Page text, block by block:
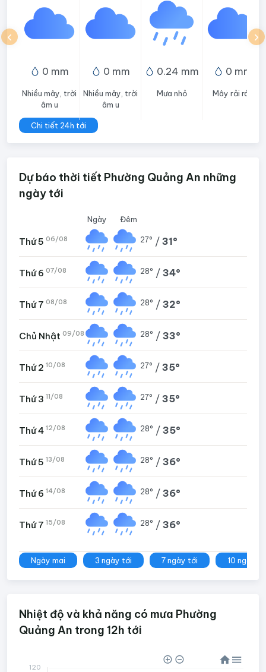
0 mm
Nhiều mây, trời
âm u
0 mm
Nhiều mây, trời
âm u
0.24 mm
Mưa nhỏ
0 mm
Mây rải rác
Chi tiết 24h tới
Dự báo thời tiết Phường Quảng An những
ngày tới
Ngày Đêm
Thứ 5 06/08 27° / 31°
Thứ 6 07/08 28° / 34°
Thứ 7 08/08 28° / 32°
Chủ Nhật 09/08 28° / 33°
Thứ 2 10/08 27° / 35°
Thứ 3 11/08 27° / 35°
Thứ 4 12/08 28° / 35°
Thứ 5 13/08 28° / 36°
Thứ 6 14/08 28° / 36°
Thứ 7 15/08 28° / 36°
Ngày mai 3 ngày tới 7 ngày tới 10 ngày
Nhiệt độ và khả năng có mưa Phường
Quảng An trong 12h tới
120